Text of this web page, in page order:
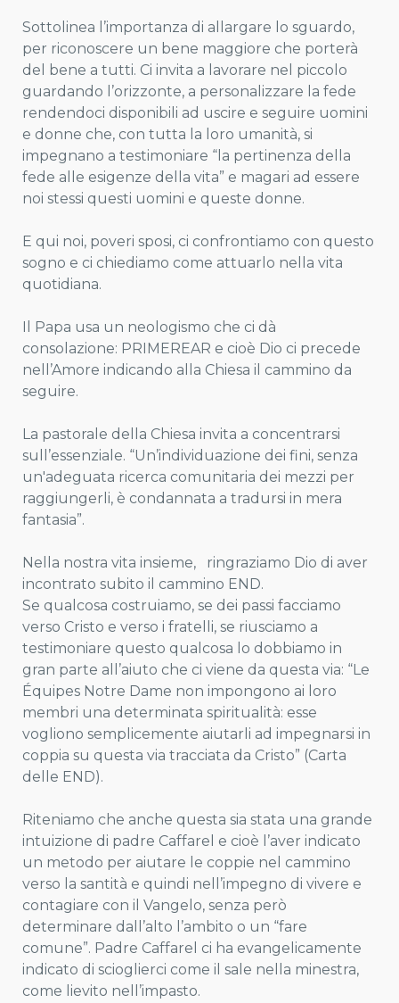
Sottolinea l’importanza di allargare lo sguardo,
per riconoscere un bene maggiore che porterà
del bene a tutti. Ci invita a lavorare nel piccolo
guardando l’orizzonte, a personalizzare la fede
rendendoci disponibili ad uscire e seguire uomini
e donne che, con tutta la loro umanità, si
impegnano a testimoniare “la pertinenza della
fede alle esigenze della vita” e magari ad essere
noi stessi questi uomini e queste donne.
E qui noi, poveri sposi, ci confrontiamo con questo
sogno e ci chiediamo come attuarlo nella vita
quotidiana.
Il Papa usa un neologismo che ci dà
consolazione: PRIMEREAR e cioè Dio ci precede
nell’Amore indicando alla Chiesa il cammino da
seguire.
La pastorale della Chiesa invita a concentrarsi
sull’essenziale. “Un’individuazione dei fini, senza
un'adeguata ricerca comunitaria dei mezzi per
raggiungerli, è condannata a tradursi in mera
fantasia”.
Nella nostra vita insieme, ringraziamo Dio di aver
incontrato subito il cammino END.
Se qualcosa costruiamo, se dei passi facciamo
verso Cristo e verso i fratelli, se riusciamo a
testimoniare questo qualcosa lo dobbiamo in
gran parte all’aiuto che ci viene da questa via: “Le
Équipes Notre Dame non impongono ai loro
membri una determinata spiritualità: esse
vogliono semplicemente aiutarli ad impegnarsi in
coppia su questa via tracciata da Cristo” (Carta
delle END).
Riteniamo che anche questa sia stata una grande
intuizione di padre Caffarel e cioè l’aver indicato
un metodo per aiutare le coppie nel cammino
verso la santità e quindi nell’impegno di vivere e
contagiare con il Vangelo, senza però
determinare dall’alto l’ambito o un “fare
comune”. Padre Caffarel ci ha evangelicamente
indicato di scioglierci come il sale nella minestra,
come lievito nell’impasto.